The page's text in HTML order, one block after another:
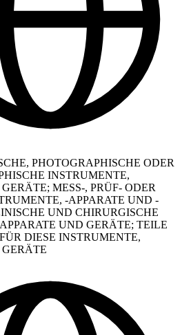
PHOTOGRAPHISCHE ODER
INSTRUMENTE,
MESS-, PRÜF- ODER
-APPARATE UND -
UND CHIRURGISCHE
UND GERÄTE; TEILE
DIESE INSTRUMENTE,